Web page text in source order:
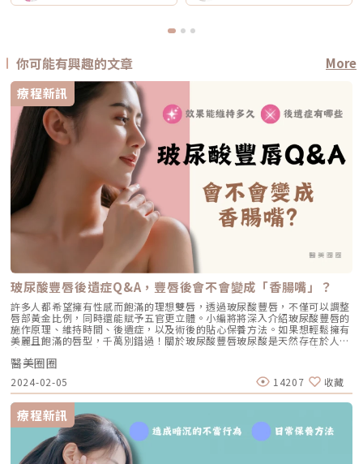
你可能有興趣的文章
More
療程新訊
玻尿酸豐唇後遺症Q&A，豐唇後會不會變成「香腸嘴」？
許多人都希望擁有性感而飽滿的理想雙唇，透過玻尿酸豐唇，不僅可以調整
唇部黃金比例，同時還能賦予五官更立體。小編將將深入介紹玻尿酸豐唇的
施作原理、維持時間、後遺症，以及術後的貼心保養方法。如果想輕鬆擁有
美麗且飽滿的唇型，千萬別錯過！關於玻尿酸豐唇玻尿酸是天然存在於人體
皮脂層的多醣體，有利於增加皮膚保水力，使肌膚保持水潤彈性。除了廣泛
應用於填補臉部凹陷外，經過醫生評估後，還能夠調整唇型，創造完美的微
笑唇型。玻尿酸豐唇不僅能夠調整上、下唇，還可以改善嘴角下垂、唇峰不
明顯等問題。不僅提升了唇部的立體感，同時打造出自然的微笑線。此外，
還能淡化因唇部乾燥而產生的細紋，使唇部重現柔軟平滑的水潤感，讓你擁
有豐盈飽滿立體嘟嘟唇！玻尿酸豐唇效果能維持多久？玻尿酸豐唇大致能維
持在6至24個月左右。維持的效果長短不一，主要原因不僅在於玻尿酸本身
易人體吸收，也會受到施打品牌以及個人體質的影響。因此，建議每位讀者
在考慮定期回補時，都需要接受醫生的專業評估，以了解最適合自己的回補
頻率。玻尿酸豐唇可以只打唇珠嗎？通常醫師會根據每個人的唇型和臉型，
醫美圈圈
2024-02-05 14207 收藏
療程新訊